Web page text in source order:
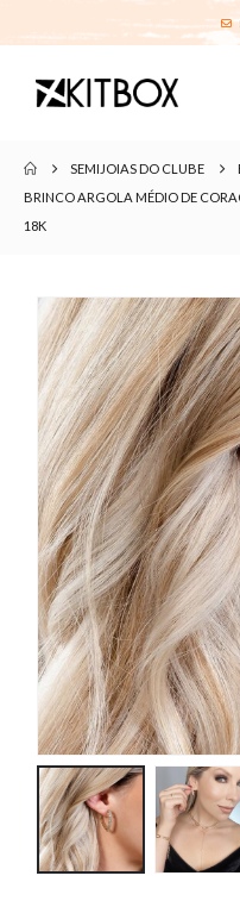
SEMIJOIAS DO CLUBE
BRINCO ARGOLA MÉDIO DE
18K